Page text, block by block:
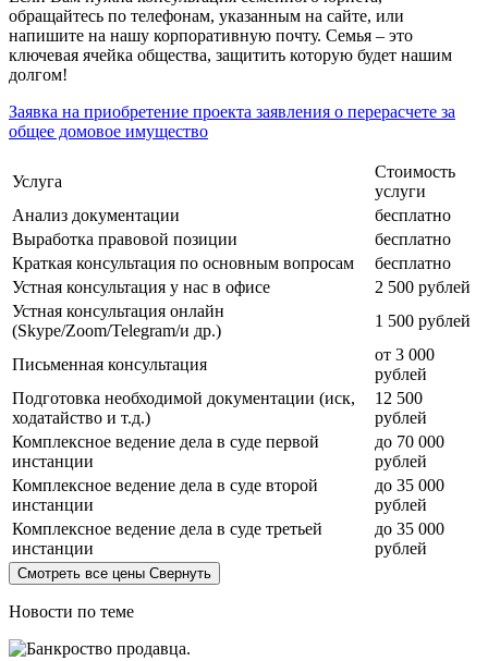
обращайтесь по телефонам, указанным на сайте, или
напишите на нашу корпоративную почту. Семья – это
ключевая ячейка общества, защитить которую будет нашим
долгом!
Заявка на приобретение проекта заявления о перерасчете за
общее домовое имущество
Услуга
Стоимость
услуги
Анализ документации
бесплатно
Выработка правовой позиции
бесплатно
Краткая консультация по основным вопросам
бесплатно
Устная консультация у нас в офисе
2 500 рублей
Устная консультация онлайн
(Skype/Zoom/Telegram/и др.)
1 500 рублей
Письменная консультация
от 3 000
рублей
Подготовка необходимой документации (иск,
ходатайство и т.д.)
12 500
рублей
Комплексное ведение дела в суде первой
инстанции
до 70 000
рублей
Комплексное ведение дела в суде второй
инстанции
до 35 000
рублей
Комплексное ведение дела в суде третьей
инстанции
до 35 000
рублей
Смотреть все цены Свернуть
Новости по теме